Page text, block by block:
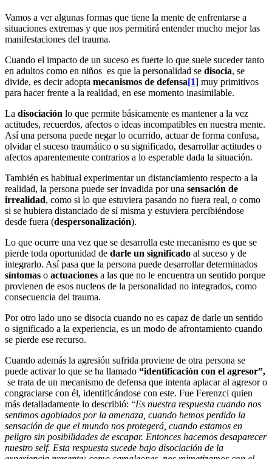
Vamos a ver algunas formas que tiene la mente de enfrentarse a
situaciones extremas y que nos permitirá entender mucho mejor las
manifestaciones del trauma.
Cuando el impacto de un suceso es fuerte lo que suele suceder tanto
en adultos como en niños es que la personalidad se disocia, se
divide, es decir adopta mecanismos de defensa[1] muy primitivos
para hacer frente a la realidad, en ese momento inasimilable.
La disociación lo que permite básicamente es mantener a la vez
actitudes, recuerdos, afectos o ideas incompatibles en nuestra mente.
Así una persona puede negar lo ocurrido, actuar de forma confusa,
olvidar el suceso traumático o su significado, desarrollar actitudes o
afectos aparentemente contrarios a lo esperable dada la situación.
También es habitual experimentar un distanciamiento respecto a la
realidad, la persona puede ser invadida por una sensación de
irrealidad, como si lo que estuviera pasando no fuera real, o como
si se hubiera distanciado de sí misma y estuviera percibiéndose
desde fuera (despersonalización).
Lo que ocurre una vez que se desarrolla este mecanismo es que se
pierde toda oportunidad de darle un significado al suceso y de
integrarlo. Así pasa que la persona puede desarrollar determinados
síntomas o actuaciones a las que no le encuentra un sentido porque
provienen de esos nucleos de la personalidad no integrados, como
consecuencia del trauma.
Por otro lado uno se disocia cuando no es capaz de darle un sentido
o significado a la experiencia, es un modo de afrontamiento cuando
se pierde ese recurso.
Cuando además la agresión sufrida proviene de otra persona se
puede activar lo que se ha llamado “identificación con el agresor”,
se trata de un mecanismo de defensa que intenta aplacar al agresor o
congraciarse con él, identificándose con este. Fue Ferenzci quien
más detalladamente lo describió: “Es nuestra respuesta cuando nos
sentimos agobiados por la amenaza, cuando hemos perdido la
sensación de que el mundo nos protegerá, cuando estamos en
peligro sin posibilidades de escapar. Entonces hacemos desaparecer
nuestro self. Esta respuesta sucede bajo disociación de la